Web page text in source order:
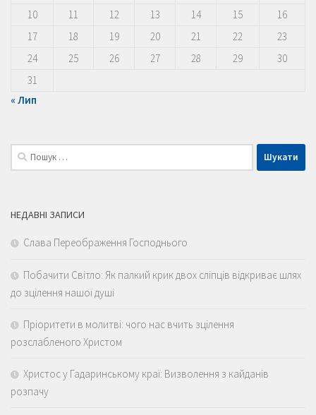
10
11 12 13 14 15
16
17
18 19 20 21 22
23
24
25 26 27 28 29
30
31
« Лип
Пошук:
НЕДАВНІ ЗАПИСИ
Слава Переображення Господнього
Побачити Світло: Як палкий крик двох сліпців відкриває шлях
до зцілення нашої душі
Пріоритети в молитві: чого нас вчить зцілення
розслабленого Христом
Христос у Гадаринському краї: Визволення з кайданів
розпачу